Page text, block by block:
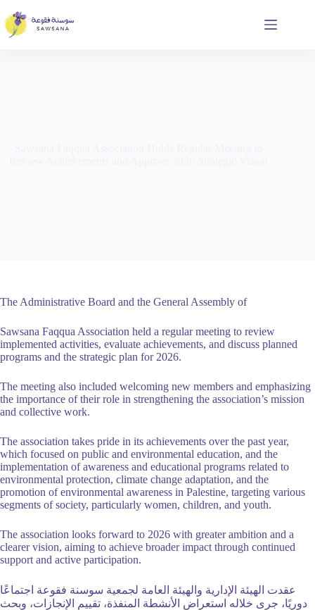
to
content
‏The Administrative Board and the General Assembly of
implemented activities, evaluate achievements, and discuss planned
programs and the strategic plan for 2026.
the importance of their role in strengthening the association’s mission
and collective work.
which focused on public and environmental education, and the
implementation of awareness and educational programs related to
environmental protection, climate change adaptation, and the
promotion of environmental awareness in Palestine, targeting various
segments of society, particularly women, children, and youth.
clearer vision, aiming to achieve broader impact through continued
support and active participation.
عقدت الهيئة الإدارية والهيئة العامة لجمعية سوسنة فقوعة اجتماعًا
دوريًا، جرى خلاله استعراض الأنشطة المنفذة، تقييم الإنجازات، وبحث